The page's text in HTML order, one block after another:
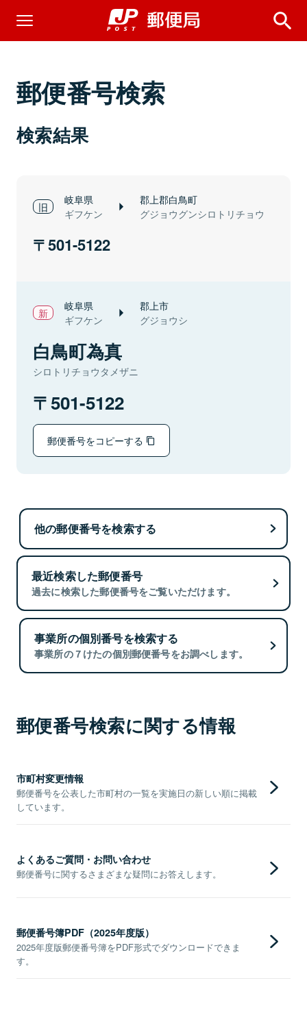
郵便番号検索
検索結果
岐阜県
ギフケン
郡上郡白鳥町
グジョウグンシロトリチョウ
501-5122
岐阜県
ギフケン
郡上市
グジョウシ
白鳥町為真
シロトリチョウタメザニ
501-5122
郵便番号をコピーする
他の郵便番号を検索する
最近検索した郵便番号
過去に検索した郵便番号をご覧いただけます。
事業所の個別番号を検索する
事業所の７けたの個別郵便番号をお調べします。
郵便番号検索に関する情報
市町村変更情報
郵便番号を公表した市町村の一覧を実施日の新しい順に掲載
しています。
よくあるご質問・お問い合わせ
郵便番号に関するさまざまな疑問にお答えします。
郵便番号簿PDF（2025年度版）
2025年度版郵便番号簿をPDF形式でダウンロードできま
す。